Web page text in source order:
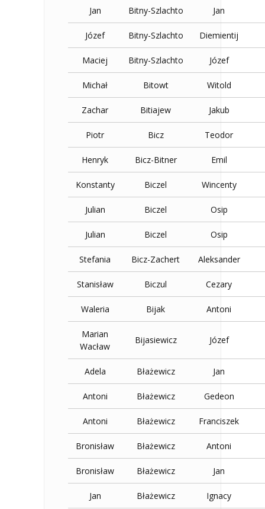
Jan Bitny-Szlachto Jan
Józef Bitny-Szlachto Diemientij
Maciej Bitny-Szlachto Józef
Michał Bitowt Witold
Zachar Bitiajew Jakub
Piotr Bicz Teodor
Henryk Bicz-Bitner Emil
Konstanty Biczel Wincenty
Julian Biczel Osip
Julian Biczel Osip
Stefania Bicz-Zachert Aleksander
Stanisław Biczul Cezary
Waleria Bijak Antoni
Marian
Wacław
Bijasiewicz Józef
Adela Błażewicz Jan
Antoni Błażewicz Gedeon
Antoni Błażewicz Franciszek
Bronisław Błażewicz Antoni
Bronisław Błażewicz Jan
Jan Błażewicz Ignacy